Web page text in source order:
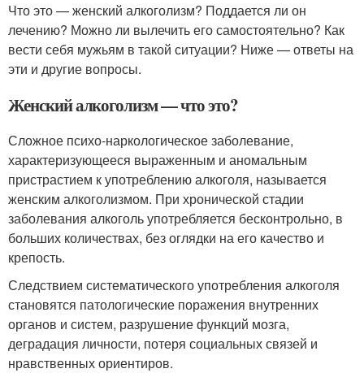
Что это — женский алкоголизм? Поддается ли он
лечению? Можно ли вылечить его самостоятельно? Как
вести себя мужьям в такой ситуации? Ниже — ответы на
эти и другие вопросы.
Женский алкоголизм — что это?
Сложное психо-наркологическое заболевание,
характеризующееся выраженным и аномальным
пристрастием к употреблению алкоголя, называется
женским алкоголизмом. При хронической стадии
заболевания алкоголь употребляется бесконтрольно, в
больших количествах, без оглядки на его качество и
крепость.
Следствием систематического употребления алкоголя
становятся патологические поражения внутренних
органов и систем, разрушение функций мозга,
деградация личности, потеря социальных связей и
нравственных ориентиров.